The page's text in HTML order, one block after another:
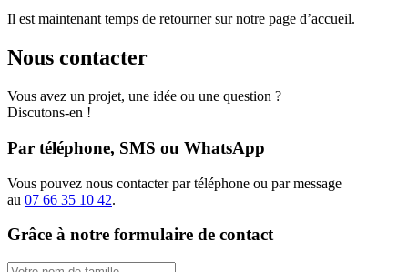
Il est maintenant temps de retourner sur notre page d’accueil.
Nous contacter
Vous avez un projet, une idée ou une question ?
Discutons-en !
Par téléphone, SMS ou WhatsApp
Vous pouvez nous contacter par téléphone ou par message
au 07 66 35 10 42.
Grâce à notre formulaire de contact